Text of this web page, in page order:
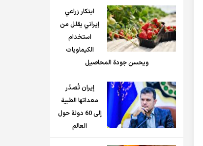
ابتكار زراعي
إيراني يقلل من
استخدام
الكيماويات
ويحسن جودة المحاصيل
إيران تُصدّر
معداتها الطبية
إلى 60 دولة حول
العالم